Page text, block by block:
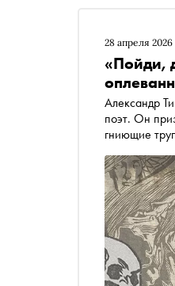
28 апреля 2026
«Пойди,
Александр
поэт. Он
гниющие
Романом
перфоманс